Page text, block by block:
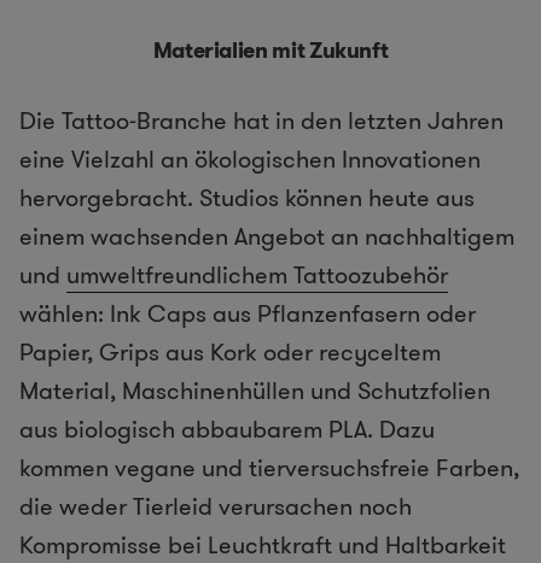
Materialien mit Zukunft
Die Tattoo-Branche hat in den letzten Jahren
eine Vielzahl an ökologischen Innovationen
hervorgebracht. Studios können heute aus
einem wachsenden Angebot an nachhaltigem
und umweltfreundlichem Tattoozubehör
wählen: Ink Caps aus Pflanzenfasern oder
Papier, Grips aus Kork oder recyceltem
Material, Maschinenhüllen und Schutzfolien
aus biologisch abbaubarem PLA. Dazu
kommen vegane und tierversuchsfreie Farben,
die weder Tierleid verursachen noch
Kompromisse bei Leuchtkraft und Haltbarkeit